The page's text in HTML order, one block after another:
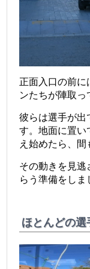
正面入口の前に
ンたちが陣取っ
彼らは選手が出
す。地面に置い
え始めたら、間
その動きを見逃
らう準備をしま
ほとんどの